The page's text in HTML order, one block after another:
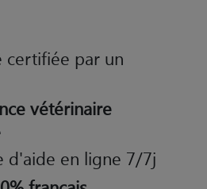
certifiée par un
vétérinaire
d'aide en ligne 7/7j